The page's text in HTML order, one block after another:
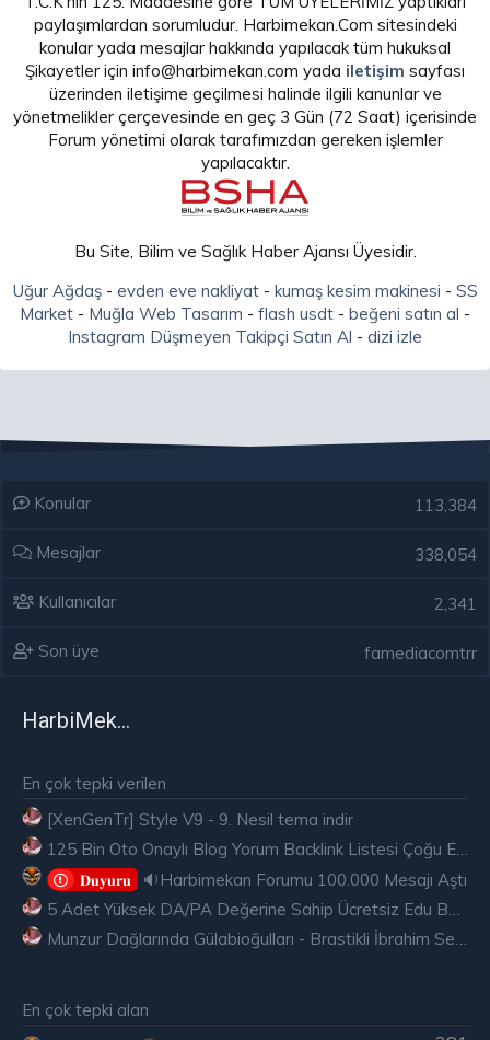
paylaşımlardan sorumludur. Harbimekan.Com sitesindeki
konular yada mesajlar hakkında yapılacak tüm hukuksal
Şikayetler için info@harbimekan.com yada iletişim sayfası
üzerinden iletişime geçilmesi halinde ilgili kanunlar ve
yönetmelikler çerçevesinde en geç 3 Gün (72 Saat) içerisinde
Forum yönetimi olarak tarafımızdan gereken işlemler
yapılacaktır.
Bu Site, Bilim ve Sağlık Haber Ajansı Üyesidir.
Uğur Ağdaş- evden eve nakliyat- kumaş kesim makinesi - SS
Market - Muğla Web Tasarım - flash usdt - beğeni satın al -
Instagram Düşmeyen Takipçi Satın Al - dizi izle
Konular 113,384
Mesajlar 338,054
Kullanıcılar 2,341
Son üye famediacomtrr
HarbiMekân
En çok tepki verilen
[XenGenTr] Style V9 - 9. Nesil tema indir
125 Bin Oto Onaylı Blog Yorum Backlink Listesi Çoğu Edu ve Gov Ücretsiz
𝐃𝐮𝐲𝐮𝐫𝐮
🔉Harbimekan Forumu 100.000 Mesajı Aştı
5 Adet Yüksek DA/PA Değerine Sahip Ücretsiz Edu Backlink
Munzur Dağlarında Gülabioğulları - Brastikli İbrahim Sevindik
En çok tepki alan